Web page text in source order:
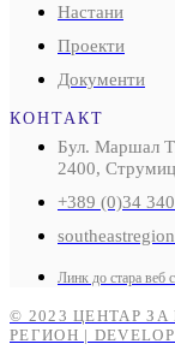
Настани
Проекти
Документи
КОНТАКТ
Бул. Маршал
2400,
+389 (0)34
Линк до стара веб
© 2023 ЦЕНТАР
РЕГИОН |